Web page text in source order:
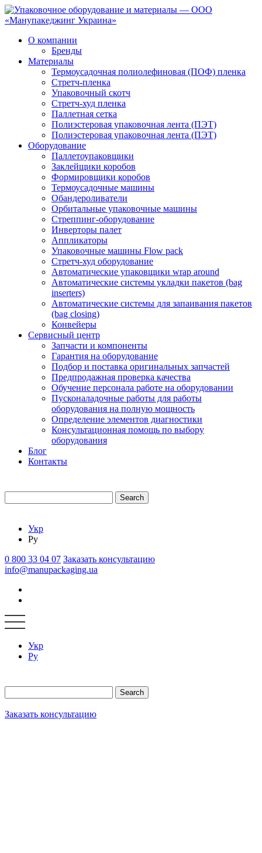
О компании
Бренды
Материалы
Термоусадочная полиолефиновая (ПОФ) пленка
Стретч-пленка
Упаковочный скотч
Стретч-худ пленка
Паллетная сетка
Полиэстеровая упаковочная лента (ПЭТ)
Полиэстеровая упаковочная лента (ПЭТ)
Оборудование
Паллетоупаковщики
Заклейщики коробов
Формировщики коробов
Термоусадочные машины
Обандероливатели
Орбитальные упаковочные машины
Стреппинг-оборудование
Инверторы палет
Аппликаторы
Упаковочные машины Flow pack
Стретч-худ оборудование
Автоматические упаковщики wrap around
Автоматические системы укладки пакетов (bag
inserters)
Автоматические системы для запаивания пакетов
(bag closing)
Конвейеры
Сервисный центр
Запчасти и компоненты
Гарантия на оборудование
Подбор и поставка оригинальных запчастей
Предпродажная проверка качества
Обучение персонала работе на оборудовании
Пусконаладочные работы для работы
оборудования на полную мощность
Определение элементов диагностики
Консультационная помощь по выбору
оборудования
Блог
Контакты
Search
Укр
Ру
0 800 33 04 07 Заказать консультацию
info@manupackaging.ua
Укр
Ру
Search
Заказать консультацию